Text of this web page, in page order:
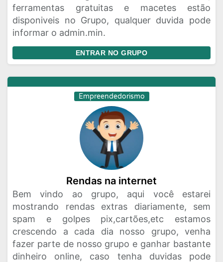
ferramentas gratuitas e macetes estão
disponiveis no Grupo, qualquer duvida pode
informar o admin.min.
ENTRAR NO GRUPO
Empreendedorismo
Rendas na internet
Bem vindo ao grupo, aqui você estarei
mostrando rendas extras diariamente, sem
spam e golpes pix,cartões,etc estamos
crescendo a cada dia nosso grupo, venha
fazer parte de nosso grupo e ganhar bastante
dinheiro online, caso tenha duvidas pode